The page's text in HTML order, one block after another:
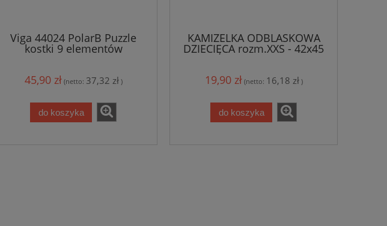
Viga 44024 PolarB Puzzle
kostki 9 elementów
45,90 zł (netto: 37,32 zł)
do koszyka
KAMIZELKA ODBLASKOWA
DZIECIĘCA rozm.XXS - 42x45
19,90 zł (netto: 16,18 zł)
do koszyka